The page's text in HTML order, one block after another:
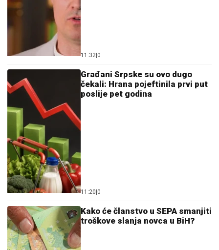
11:32 0
Građani Srpske su ovo dugo
čekali: Hrana pojeftinila prvi put
poslije pet godina
11:20 0
Kako će članstvo u SEPA smanjiti
troškove slanja novca u BiH?